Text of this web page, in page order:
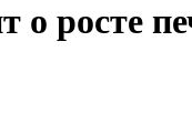
о росте